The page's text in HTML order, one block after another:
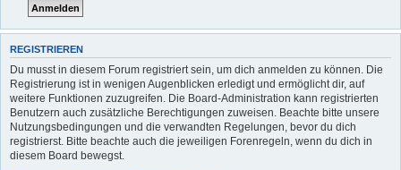
REGISTRIEREN
Du musst in diesem Forum registriert sein, um dich anmelden zu können. Die
Registrierung ist in wenigen Augenblicken erledigt und ermöglicht dir, auf
weitere Funktionen zuzugreifen. Die Board-Administration kann registrierten
Benutzern auch zusätzliche Berechtigungen zuweisen. Beachte bitte unsere
Nutzungsbedingungen und die verwandten Regelungen, bevor du dich
registrierst. Bitte beachte auch die jeweiligen Forenregeln, wenn du dich in
diesem Board bewegst.